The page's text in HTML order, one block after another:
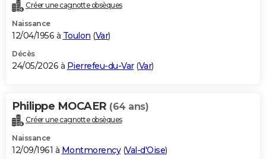
Destinations
City break
Voyage nature
Voyage de noces
Forum
Climat
+PHOTO
GUIDES D'ACHAT
BONS PLANS
Carte de Noël
Carte Bonne année
Carte Saint-Valentin
Carte Pâques
Carte d'anniversaire
DICTIONNAIRE
Dictionnaire
Biographies
Citations
Expressions
Proverbes
PROGRAMME TV
Créer une cagnotte obsèques
Naissance
12/04/1956 à Toulon (Var)
Décès
24/05/2026 à Pierrefeu-du-Var(Var)
Philippe MOCAER (64 ans)
Créer une cagnotte obsèques
Naissance
12/09/1961 à Montmorency(Val-d'Oise)